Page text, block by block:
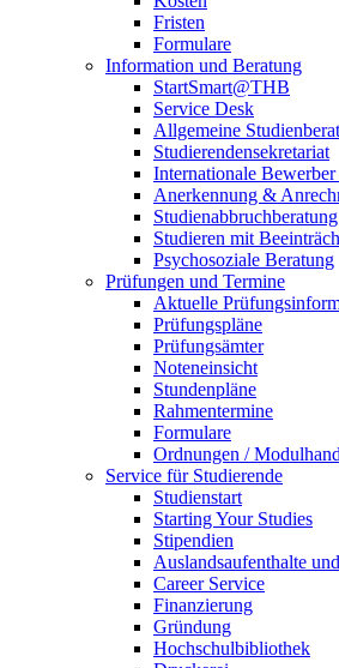
Fristen
Formulare
Information und Beratung
StartSmart@THB
Service Desk
Allgemeine
Studierendensekretariat
Internationale
Anerkennung &
Studienabbruchberatung
Studieren mit
Psychosoziale Beratung
Prüfungen und Termine
Aktuelle
Prüfungspläne
Prüfungsämter
Noteneinsicht
Stundenpläne
Rahmentermine
Formulare
Ordnungen /
Service für Studierende
Studienstart
Starting Your Studies
Stipendien
Auslandsaufenthalte
Career Service
Finanzierung
Gründung
Hochschulbibliothek